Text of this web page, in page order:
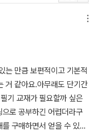
는 만큼 보편적이고 기본적
거 같아요.아무래도 단기간
기 교재가 필요할까 싶은
로 공부하긴 어렵더라구
구매하면서 얻을 수 있는